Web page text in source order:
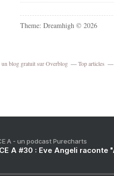
Theme: Dreamhigh © 2026
un blog gratuit sur Overblog Top articles
A - un podcast Purecharts
A #30 : Eve Angeli raconte